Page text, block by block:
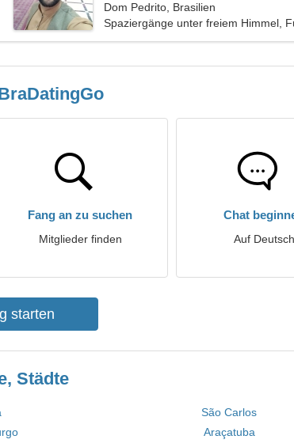
Dom Pedrito, Brasilien
Spaziergänge unter freiem Himmel,
Fang an zu suchen
Mitglieder finden
Chat
Auf Deutsch
starten
Städte
São Carlos
Araçatuba